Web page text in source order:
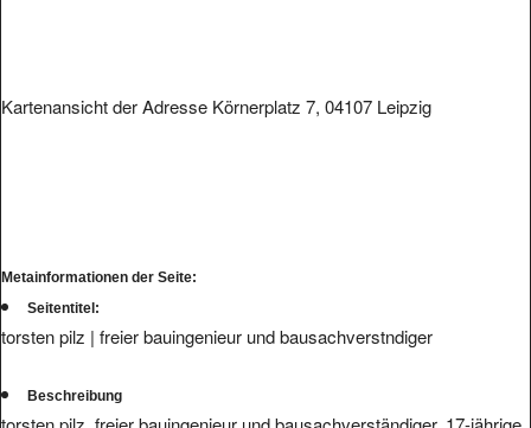
Kartenansicht der Adresse Körnerplatz 7, 04107 Leipzig
Metainformationen der Seite:
Seitentitel:
torsten pilz | freier bauingenieur und bausachverstndiger
Beschreibung